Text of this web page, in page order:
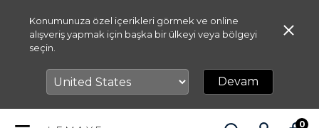
Konumunuza özel içerikleri görmek ve online
alışveriş yapmak için başka bir ülkeyi veya bölgeyi
seçin.
Devam
0